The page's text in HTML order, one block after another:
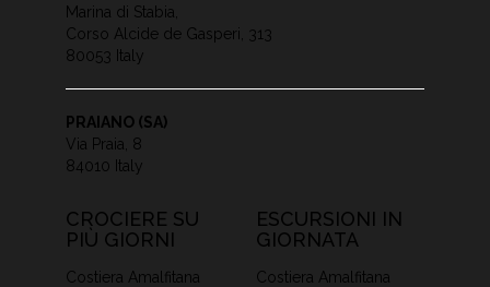
Marina di Stabia,
Corso Alcide de Gasperi, 313
80053 Italy
PRAIANO (SA)
Via Praia, 8
84010 Italy
CROCIERE SU
PIÙ GIORNI
Costiera Amalfitana
ESCURSIONI IN
GIORNATA
Costiera Amalfitana